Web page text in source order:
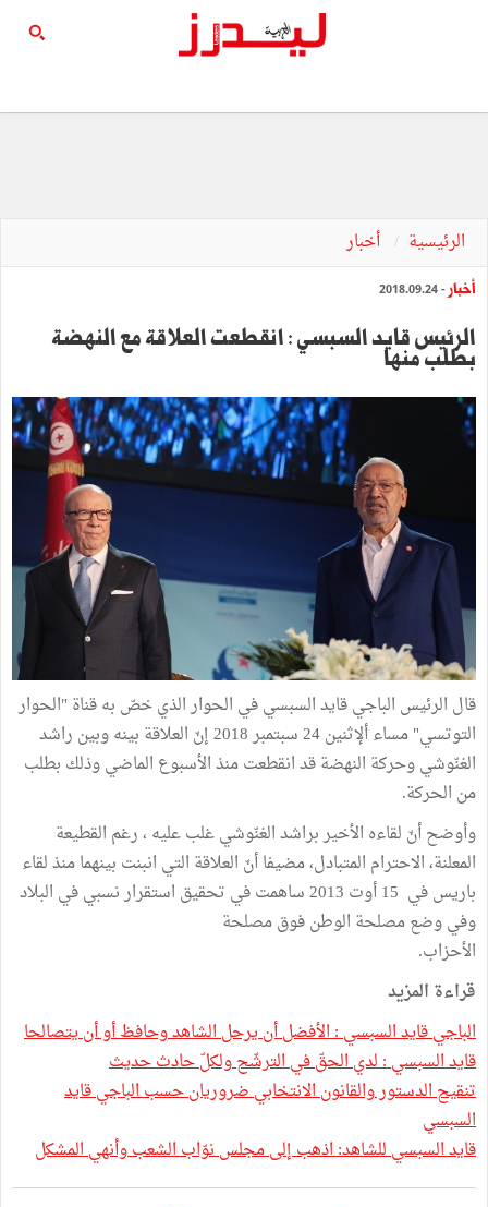
الرئيسية أخبار
أخبار - 2018.09.24
الرئيس قايد السبسي : انقطعت العلاقة مع النهضة
بطلب منها
قال الرئيس الباجي قايد السبسي في الحوار الذي خصّ به قناة "الحوار
التوتسي" مساء ألإثنين 24 سبتمبر 2018 إنّ العلاقة بينه وبين راشد
الغنّوشي وحركة النهضة قد انقطعت منذ الأسبوع الماضي وذلك بطلب
من الحركة.
وأوضح أنّ لقاءه الأخير براشد الغنّوشي غلب عليه ، رغم القطيعة
المعلنة، الاحترام المتبادل، مضيفا أنّ العلاقة التي انبنت بينهما منذ لقاء
باريس في 15 أوت 2013 ساهمت في تحقيق استقرار نسبي في البلاد
وفي وضع مصلحة الوطن فوق مصلحة
الأحزاب.
قراءة المزيد
الباجي قايد السبسي : الأفضل أن يرحل الشاهد وحافظ أو أن يتصالحا
قايد السبسي : لدي الحقّ في الترشّح ولكلّ حادث حديث
تنقيح الدستور والقانون الانتخابي ضروريان حسب الباجي قايد
السبسي
قايد السبسي للشاهد: اذهب إلى مجلس نوّاب الشعب وأنهي المشكل